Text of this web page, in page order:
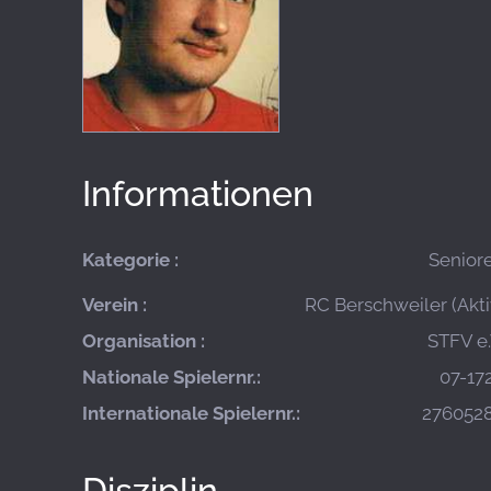
Informationen
Kategorie :
Verein :
RC Berschweiler
Organisation :
STFV
Nationale Spielernr.:
07-
Internationale Spielernr.: